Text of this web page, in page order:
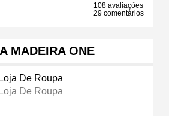
108 avaliações
29 comentários
MADEIRA ONE
Loja De Roupa
Loja De Roupa